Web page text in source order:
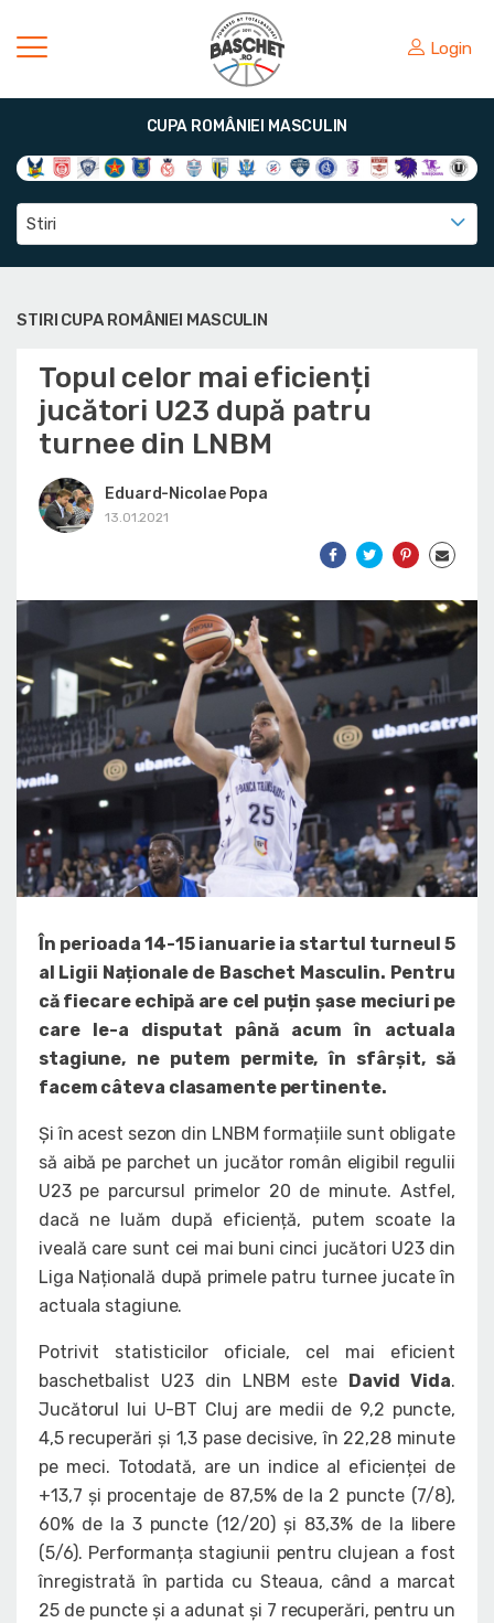
Login
CUPA ROMÂNIEI MASCULIN
Stiri
STIRI CUPA ROMÂNIEI MASCULIN
Topul celor mai eficienți
jucători U23 după patru
turnee din LNBM
Eduard-Nicolae Popa
13.01.2021
În perioada 14-15 ianuarie ia startul turneul 5
al Ligii Naționale de Baschet Masculin. Pentru
că fiecare echipă are cel puțin șase meciuri pe
care le-a disputat până acum în actuala
stagiune, ne putem permite, în sfârșit, să
facem câteva clasamente pertinente.
Și în acest sezon din LNBM formațiile sunt obligate
să aibă pe parchet un jucător român eligibil regulii
U23 pe parcursul primelor 20 de minute. Astfel,
dacă ne luăm după eficiență, putem scoate la
iveală care sunt cei mai buni cinci jucători U23 din
Liga Națională după primele patru turnee jucate în
actuala stagiune.
Potrivit statisticilor oficiale, cel mai eficient
baschetbalist U23 din LNBM este
David Vida.
Jucătorul lui U-BT Cluj are medii de 9,2 puncte,
4,5 recuperări și 1,3 pase decisive, în 22,28 minute
pe meci. Totodată, are un indice al eficienței de
+13,7 și procentaje de 87,5% de la 2 puncte (7/8),
60% de la 3 puncte (12/20) și 83,3% de la libere
(5/6). Performanța stagiunii pentru clujean a fost
înregistrată în partida cu Steaua, când a marcat
25 de puncte și a adunat și 7 recuperări, pentru un